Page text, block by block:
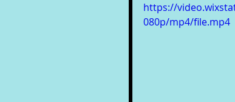
https://
080p/mp4/file.mp4